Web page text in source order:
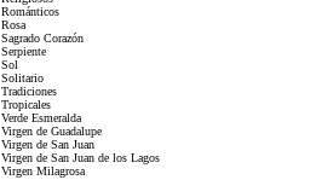
Románticos
Rosa
Sagrado Corazón
Serpiente
Sol
Solitario
Tradiciones
Tropicales
Verde Esmeralda
Virgen de Guadalupe
Virgen de San Juan
Virgen de San Juan de los Lagos
Virgen Milagrosa